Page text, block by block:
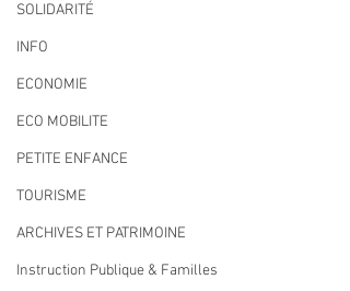
SOLIDARITÉ
INFO
ECONOMIE
ECO MOBILITE
PETITE ENFANCE
TOURISME
ARCHIVES ET PATRIMOINE
Instruction Publique & Familles